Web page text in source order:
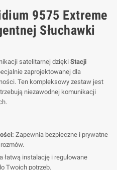
9575 Extreme
Słuchawki
satelitarnej dzięki Stacji
zaprojektowanej dla
Ten kompleksowy zestaw jest
niezawodnej komunikacji
Zapewnia bezpieczne i prywatne
łatwą instalację i regulowane
Twoich potrzeb.